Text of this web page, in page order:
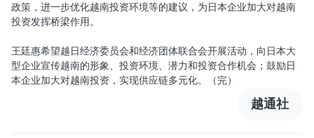
政策，进一步优化越南投资环境等的建议，为日本企业加大对越南
投资发挥桥梁作用。
王廷惠希望越日经济委员会和经济团体联合会开展活动，向日本大
型企业宣传越南的形象、投资环境、潜力和投资合作机会；鼓励日
本企业加大对越南投资，实现供应链多元化。（完）
越通社